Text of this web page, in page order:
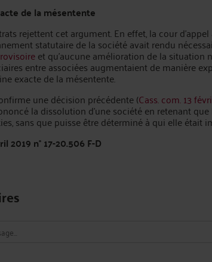
de la mésentente
rejettent cet argument. En effet, la cour
statutaire de la société avait rendu
et qu’aucune amélioration de la situation
entre associées augmentaient de manière
exacte de la mésentente.
une décision précédente (Cass. com. 13
la dissolution d’une société en retenant
sans que puisse être déterminé à qui elle était
2019 n° 17-20.506 F-D